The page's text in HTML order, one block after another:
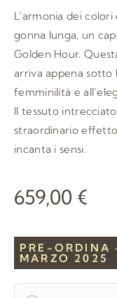
L’armonia dei
gonna lunga, un
Golden Hour.
arriva appena sotto
femminilità e
Il tessuto
straordinario
incanta i sensi.
659,00 €
PRE-ORDINA
MARZO 2025